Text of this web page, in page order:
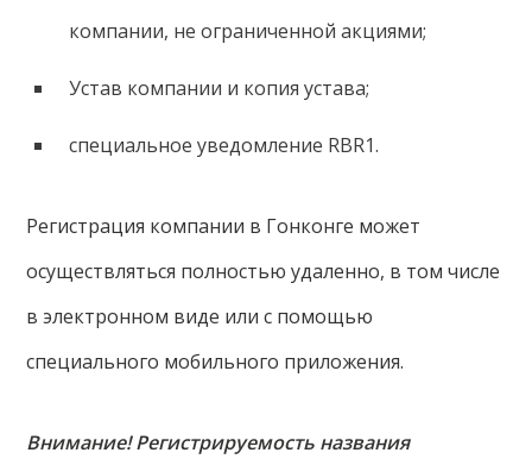
компании, не ограниченной акциями;
Устав компании и копия устава;
специальное уведомление RBR1.
Регистрация компании в Гонконге может
осуществляться полностью удаленно, в том числе
в электронном виде или с помощью
специального мобильного приложения.
Внимание! Регистрируемость названия